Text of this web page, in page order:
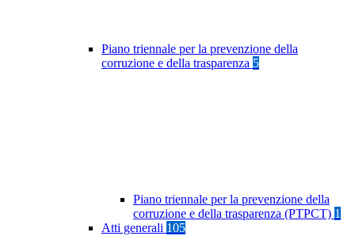
Piano triennale per la prevenzione della
corruzione e della trasparenza 5
Piano triennale per la prevenzione della
corruzione e della trasparenza (PTPCT) 1
Atti generali 105